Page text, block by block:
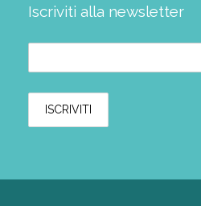
Iscriviti alla newsletter